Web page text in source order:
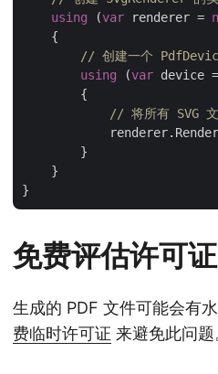
using (var renderer =
    {
// 创建一个
using (var device =
        {
// 将所有 SVG 文
        }
    }
免费评估许可证
生成的 PDF 文件可能会有
费临时许可证 来避免此问题